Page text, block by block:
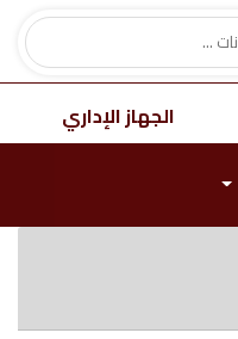
الجهاز الإداري